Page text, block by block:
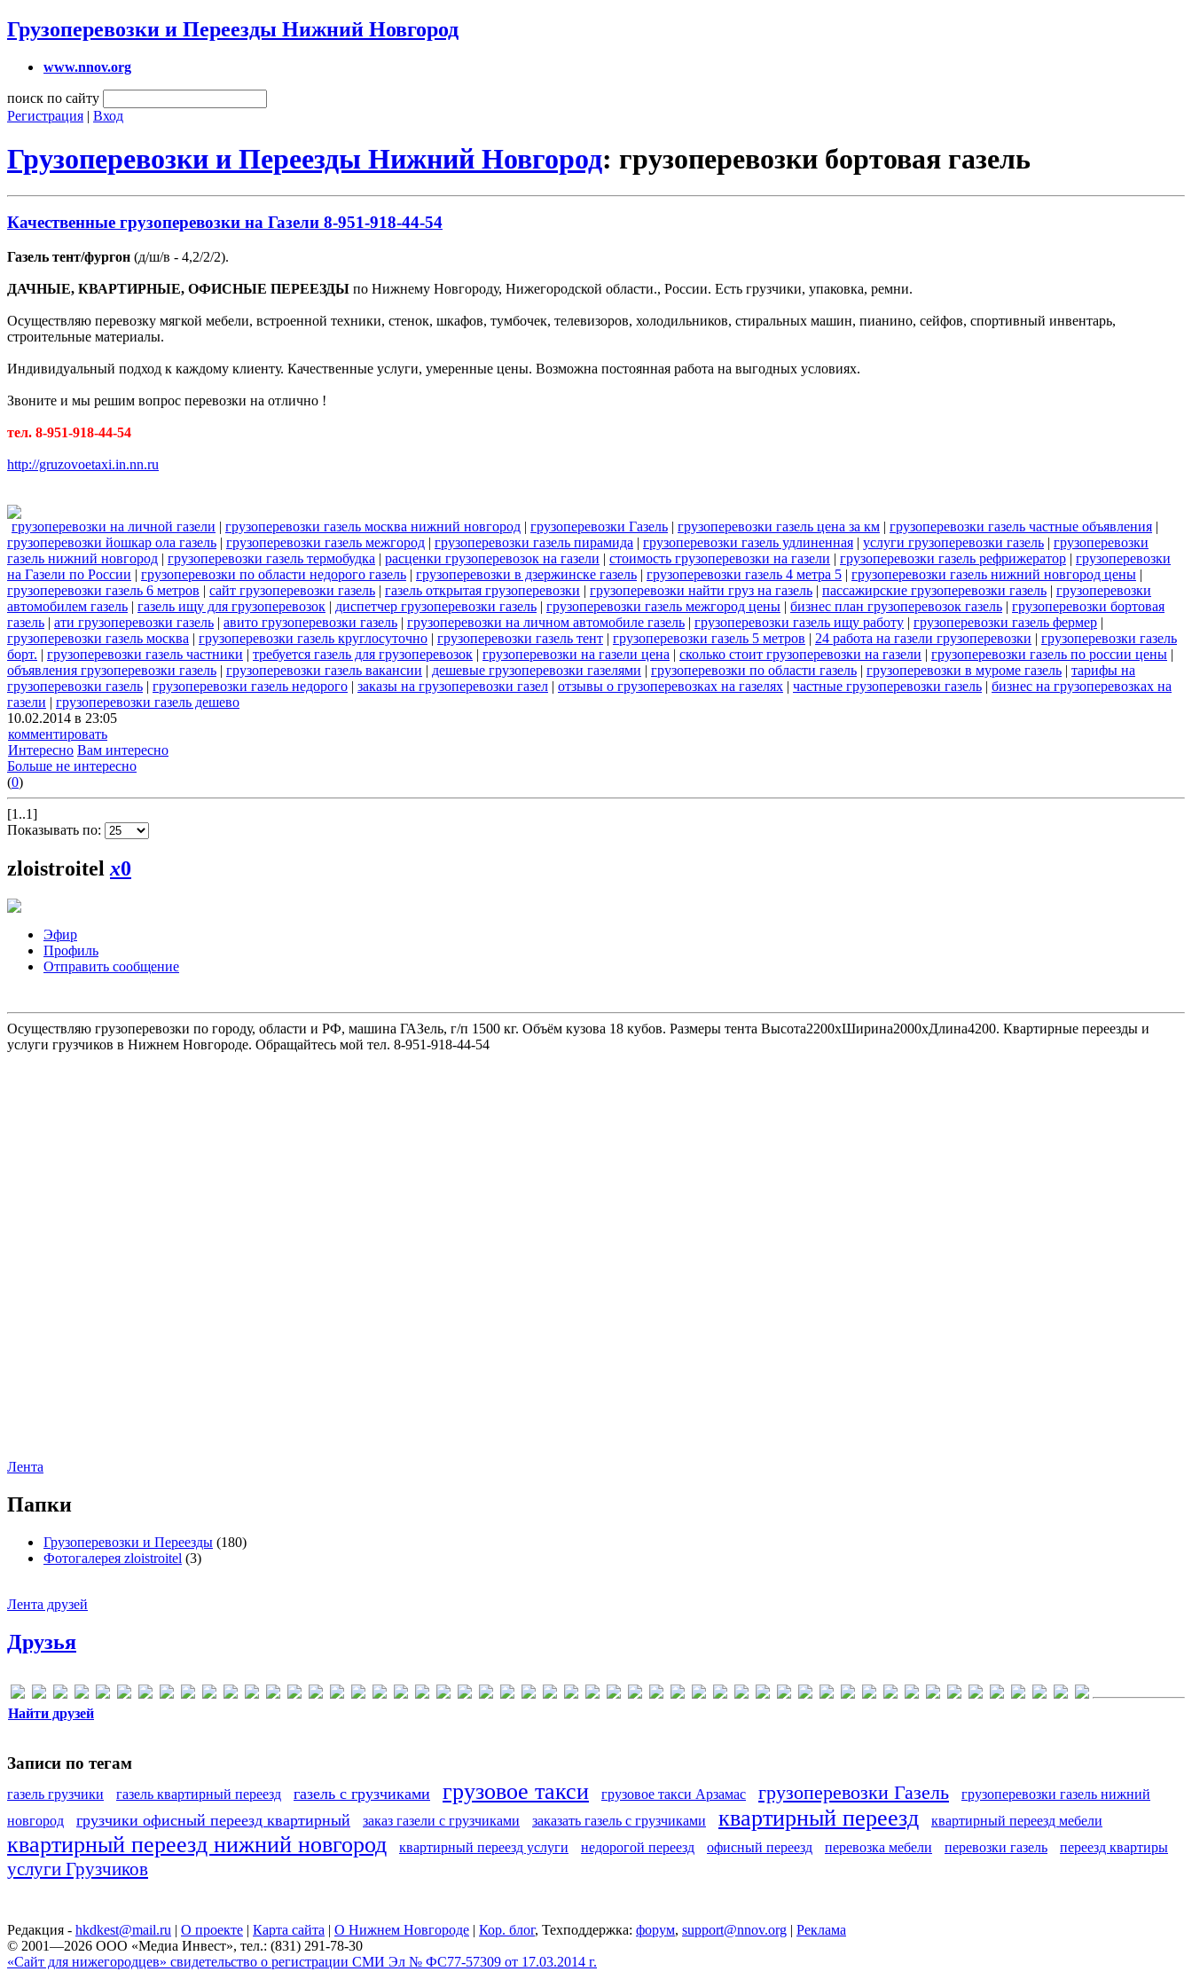
Грузоперевозки и Переезды Нижний Новгород
www.nnov.org
поиск по сайту
Регистрация | Вход
Грузоперевозки и Переезды Нижний Новгород: грузоперевозки бортовая газель
Качественные грузоперевозки на Газели 8-951-918-44-54
Газель тент/фургон (д/ш/в - 4,2/2/2).
ДАЧНЫЕ, КВАРТИРНЫЕ, ОФИСНЫЕ ПЕРЕЕЗДЫ по Нижнему Новгороду, Нижегородской области., России. Есть грузчики, упаковка, ремни.
Осуществляю перевозку мягкой мебели, встроенной техники, стенок, шкафов, тумбочек, телевизоров, холодильников, стиральных машин, пианино, сейфов, спортивный инвентарь,
строительные материалы.
Индивидуальный подход к каждому клиенту. Качественные услуги, умеренные цены. Возможна постоянная работа на выгодных условиях.
Звоните и мы решим вопрос перевозки на отлично !
тел. 8-951-918-44-54
http://gruzovoetaxi.in.nn.ru
грузоперевозки на личной газели | грузоперевозки газель москва нижний новгород | грузоперевозки Газель | грузоперевозки газель цена за км | грузоперевозки газель частные объявления |
грузоперевозки йошкар ола газель | грузоперевозки газель межгород | грузоперевозки газель пирамида | грузоперевозки газель удлиненная | услуги грузоперевозки газель | грузоперевозки
газель нижний новгород | грузоперевозки газель термобудка | расценки грузоперевозок на газели | стоимость грузоперевозки на газели | грузоперевозки газель рефрижератор | грузоперевозки
на Газели по России | грузоперевозки по области недорого газель | грузоперевозки в дзержинске газель | грузоперевозки газель 4 метра 5 | грузоперевозки газель нижний новгород цены |
грузоперевозки газель 6 метров | сайт грузоперевозки газель | газель открытая грузоперевозки | грузоперевозки найти груз на газель | пассажирские грузоперевозки газель | грузоперевозки
автомобилем газель | газель ищу для грузоперевозок | диспетчер грузоперевозки газель | грузоперевозки газель межгород цены | бизнес план грузоперевозок газель | грузоперевозки бортовая
газель | ати грузоперевозки газель | авито грузоперевозки газель | грузоперевозки на личном автомобиле газель | грузоперевозки газель ищу работу | грузоперевозки газель фермер |
грузоперевозки газель москва | грузоперевозки газель круглосуточно | грузоперевозки газель тент | грузоперевозки газель 5 метров | 24 работа на газели грузоперевозки | грузоперевозки газель
борт. | грузоперевозки газель частники | требуется газель для грузоперевозок | грузоперевозки на газели цена | сколько стоит грузоперевозки на газели | грузоперевозки газель по россии цены |
объявления грузоперевозки газель | грузоперевозки газель вакансии | дешевые грузоперевозки газелями | грузоперевозки по области газель | грузоперевозки в муроме газель | тарифы на
грузоперевозки газель | грузоперевозки газель недорого | заказы на грузоперевозки газел | отзывы о грузоперевозках на газелях | частные грузоперевозки газель | бизнес на грузоперевозках на
газели | грузоперевозки газель дешево
10.02.2014 в 23:05
комментировать
Интересно Вам интересно
Больше не интересно
(0)
[1..1]
Показывать по:
zloistroitel x0
Эфир
Профиль
Отправить сообщение
Осуществляю грузоперевозки по городу, области и РФ, машина ГАЗель, г/п 1500 кг. Объём кузова 18 кубов. Размеры тента Высота2200хШирина2000хДлина4200. Квартирные переезды и
услуги грузчиков в Нижнем Новгороде. Обращайтесь мой тел. 8-951-918-44-54
Лента
Папки
Грузоперевозки и Переезды (180)
Фотогалерея zloistroitel (3)
Лента друзей
Друзья
Найти друзей
Записи по тегам
газель грузчики газель квартирный переезд газель с грузчиками грузовое такси грузовое такси Арзамас грузоперевозки Газель
грузоперевозки газель нижний
новгород
грузчики офисный переезд квартирный заказ газели с грузчиками заказать газель с грузчиками квартирный переезд квартирный переезд мебели
квартирный переезд нижний новгород квартирный переезд услуги недорогой переезд офисный переезд перевозка мебели перевозки газель переезд квартиры
услуги Грузчиков
Редакция - hkdkest@mail.ru | О проекте | Карта сайта | О Нижнем Новгороде | Кор. блог, Техподдержка: форум, support@nnov.org | Реклама
© 2001—2026 ООО «Медиа Инвест», тел.: (831) 291-78-30
«Сайт для нижегородцев» свидетельство о регистрации СМИ Эл № ФС77-57309 от 17.03.2014 г.